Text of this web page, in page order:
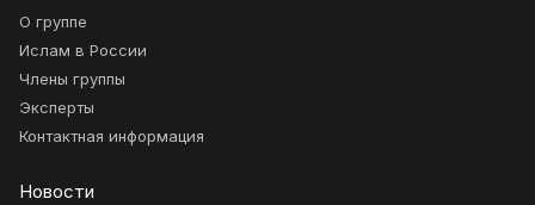
О группе
Ислам в России
Члены группы
Эксперты
Контактная информация
Новости